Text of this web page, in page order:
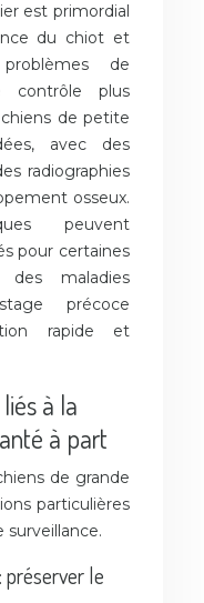
est primordial
du chiot et
de
contrôle plus
de petite
avec des
radiographies
osseux.
peuvent
pour certaines
des maladies
précoce
rapide et
à la
à part
de grande
particulières
préserver le